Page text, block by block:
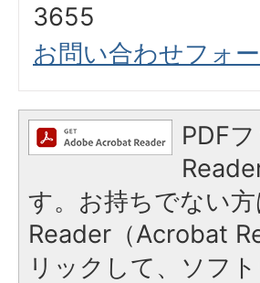
3655
お問い合わせフォ
PDF
す。お持ちでない
Reader（Acrobat
リックして、ソフ